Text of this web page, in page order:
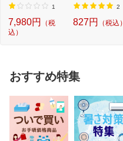
1
7,980円
（税
込）
M...
2
827円 （税込）
おすすめ特集